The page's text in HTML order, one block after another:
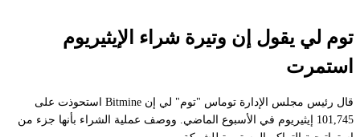
توم لي يقول إن وتيرة شراء الإيثيريوم
استمرت
قال رئيس مجلس الإدارة توماس "توم" لي إن Bitmine استحوذت على
101,745 إيثيريوم في الأسبوع الماضي. ووصف عملية الشراء بأنها جزء من